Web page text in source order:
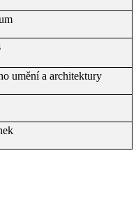
umění a architektury